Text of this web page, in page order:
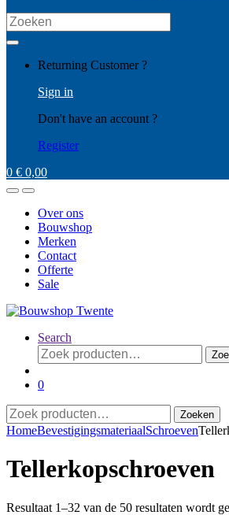
Search
for:
Returning Customer ?
Sign in
Don't have an account ?
Register
0 € 0,00
OpenClose
Over ons
Bouwshop
Merken
Contact
Offerte
Sale
Search
Zoeken
naar:
0
Zoeken
naar:
Zoeken
HomeBevestigingsmateriaalSchroeven
Tellerkopschroeven
Resultaat 1–32 van de 50 resultaten wordt